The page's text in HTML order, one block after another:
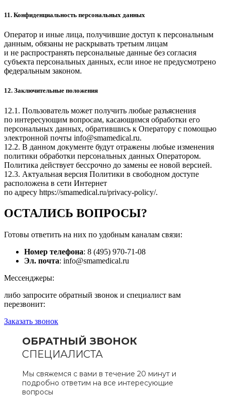
11. Конфиденциальность персональных данных
Оператор и иные лица, получившие доступ к персональным
данным, обязаны не раскрывать третьим лицам
и не распространять персональные данные без согласия
субъекта персональных данных, если иное не предусмотрено
федеральным законом.
12. Заключительные положения
12.1. Пользователь может получить любые разъяснения
по интересующим вопросам, касающимся обработки его
персональных данных, обратившись к Оператору с помощью
электронной почты info@smamedical.ru.
12.2. В данном документе будут отражены любые изменения
политики обработки персональных данных Оператором.
Политика действует бессрочно до замены ее новой версией.
12.3. Актуальная версия Политики в свободном доступе
расположена в сети Интернет
по адресу https://smamedical.ru/privacy-policy/.
ОСТАЛИСЬ ВОПРОСЫ?
Готовы ответить на них по удобным каналам связи:
Номер телефона: 8 (495) 970-71-08
Эл. почта: info@smamedical.ru
Мессенджеры:
либо запросите обратный звонок и специалист вам
перезвонит:
Заказать звонок
ОБРАТНЫЙ ЗВОНОК
СПЕЦИАЛИСТА
Мы свяжемся с вами в течение 20 минут и
подробно ответим на все интересующие
вопросы